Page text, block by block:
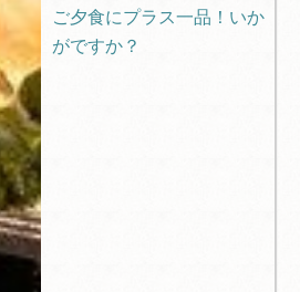
ご夕食にプラス一品！いか
がですか？